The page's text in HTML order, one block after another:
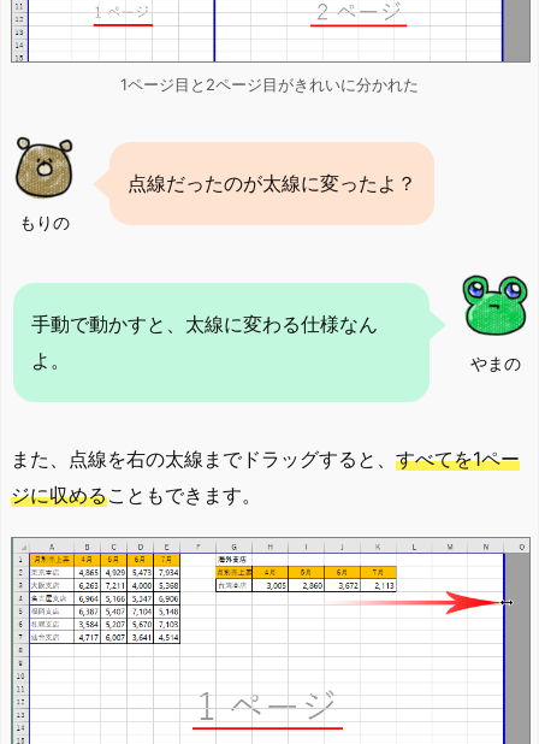
1ページ目と2ページ目がきれいに分かれた
もりの
点線だったのが太線に変ったよ？
やまの
手動で動かすと、太線に変わる仕様なん
よ。
また、点線を右の太線までドラッグすると、 すべてを1ペー
ジに収めることもできます。